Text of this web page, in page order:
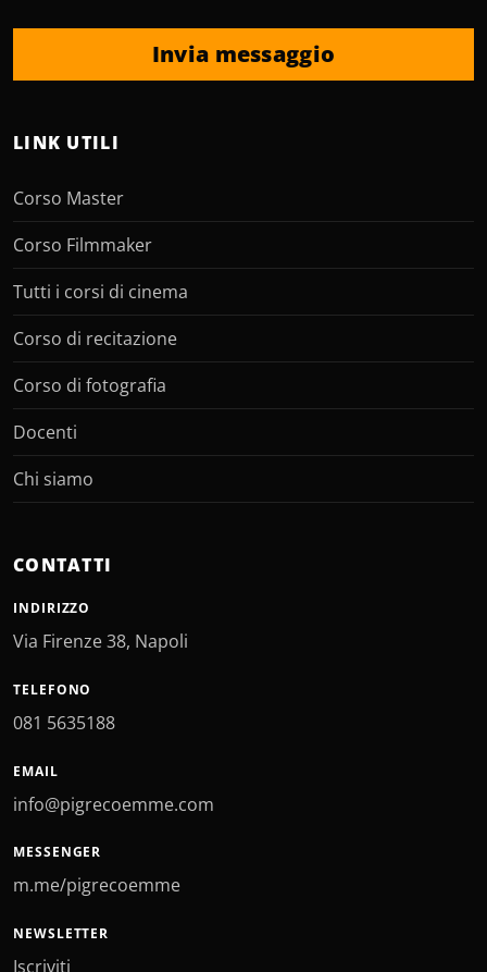
Invia messaggio
LINK UTILI
Corso Master
Corso Filmmaker
Tutti i corsi di cinema
Corso di recitazione
Corso di fotografia
Docenti
Chi siamo
CONTATTI
INDIRIZZO
Via Firenze 38, Napoli
TELEFONO
081 5635188
EMAIL
info@pigrecoemme.com
MESSENGER
m.me/pigrecoemme
NEWSLETTER
Iscriviti